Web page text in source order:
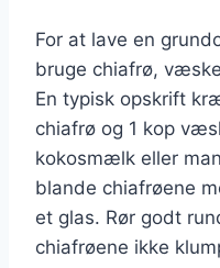
For at lave en
bruge chiafrø,
En typisk opskrift
chiafrø og 1 kop
kokosmælk eller
blande chiafrøene
et glas. Rør godt
chiafrøene ikke